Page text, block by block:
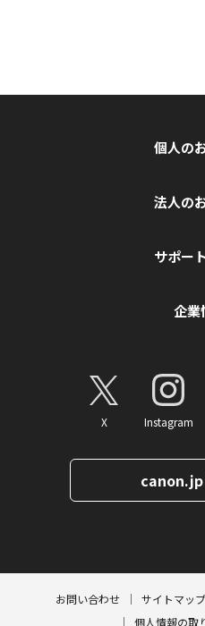
個人の
法人の
サポー
企業
X Instagram
canon.jp
お問い合わせ サイトマップ
個人情報の取